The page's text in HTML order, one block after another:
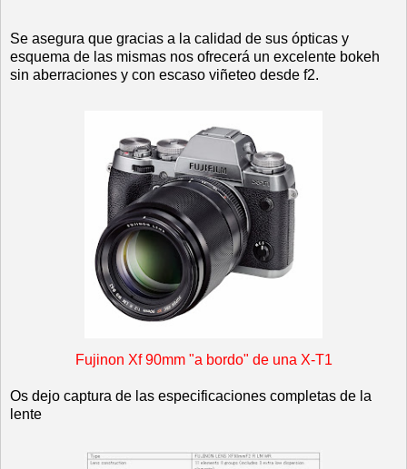
Se asegura que gracias a la calidad de sus ópticas y
esquema de las mismas nos ofrecerá un excelente bokeh
sin aberraciones y con escaso viñeteo desde f2.
Fujinon Xf 90mm "a bordo" de una X-T1
Os dejo captura de las especificaciones completas de la
lente